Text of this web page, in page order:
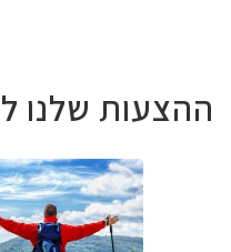
ההצעות שלנו